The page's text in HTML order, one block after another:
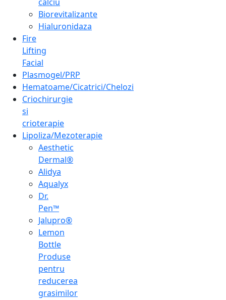
Biorevitalizante
Hialuronidaza
Fire
Lifting
Facial
Plasmogel/PRP
Hematoame/Cicatrici/Chelozi
Criochirurgie
si
crioterapie
Lipoliza/Mezoterapie
Aesthetic
Dermal®
Alidya
Aqualyx
Dr.
Pen™
Jalupro®
Lemon
Bottle
Produse
pentru
reducerea
grasimilor